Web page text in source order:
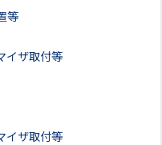
等
イザ取付等
イザ取付等